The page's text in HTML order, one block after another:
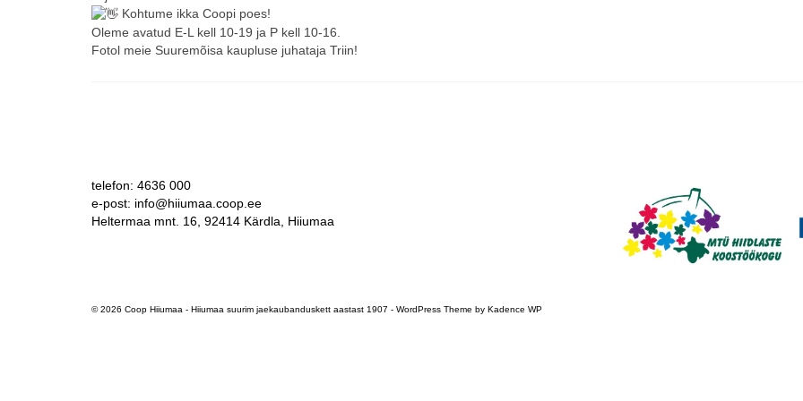
Kohtume ikka Coopi poes!
Oleme avatud E-L kell 10-19 ja P kell 10-16.
Fotol meie Suuremõisa kaupluse juhataja Triin!
telefon: 4636 000
e-post: info@hiiumaa.coop.ee
Heltermaa mnt. 16, 92414 Kärdla, Hiiumaa
© 2026 Coop Hiiumaa - Hiiumaa suurim jaekaubanduskett aastast 1907 - WordPress Theme by Kadence WP